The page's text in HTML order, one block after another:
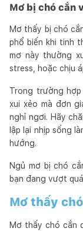
Mơ bị chó cắn
Mơ thấy bị chó
phổ biến khi tinh
mơ này thường
stress, hoặc chịu
Trong trường hợp
xui xẻo mà đơn
nghỉ ngơi. Hãy
lập lại nhịp sống
hướng.
Ngủ mơ bị chó
bạn đang vượt
Mơ thấy
Mơ thấy chó cắn